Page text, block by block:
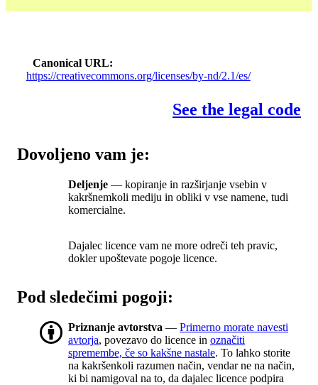
Canonical URL
https://creativecommons.org/licenses/by-nd/2.1/es/
See the legal code
Dovoljeno vam je:
Deljenje — kopiranje in razširjanje vsebin v
kakršnemkoli mediju in obliki v vse namene, tudi
komercialne.
Dajalec licence vam ne more odreči teh pravic,
dokler upoštevate pogoje licence.
Pod sledečimi pogoji:
Priznanje avtorstva — Primerno morate navesti
avtorja, povezavo do licence in označiti
spremembe, če so kakšne nastale. To lahko storite
na kakršenkoli razumen način, vendar ne na način,
ki bi namigoval na to, da dajalec licence podpira